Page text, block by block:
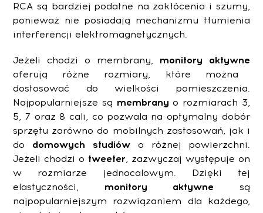
RCA są bardziej podatne na zakłócenia i szumy,
ponieważ nie posiadają mechanizmu tłumienia
interferencji elektromagnetycznych.
Jeżeli chodzi o membrany, monitory
aktywne
oferują różne rozmiary, które można
dostosować do wielkości pomieszczenia.
Najpopularniejsze są membrany o rozmiarach 3,
5, 7 oraz 8 cali, co pozwala na optymalny dobór
sprzętu zarówno do mobilnych zastosowań, jak i
do domowych studiów o różnej powierzchni.
Jeżeli chodzi o tweeter, zazwyczaj występuje on
w rozmiarze jednocalowym. Dzięki tej
elastyczności, monitory aktywne są
najpopularniejszym rozwiązaniem dla każdego,